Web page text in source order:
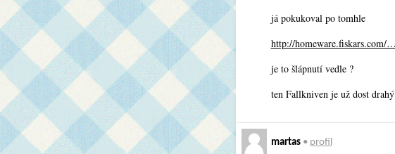
já pokukoval po tomhle
http://homeware.fiskars.com/
je to šlápnutí vedle ?
ten Fallkniven je už dost
martas• profil